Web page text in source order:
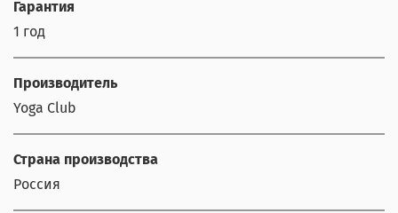
Гарантия
1 год
Производитель
Yoga Club
Страна производства
Россия